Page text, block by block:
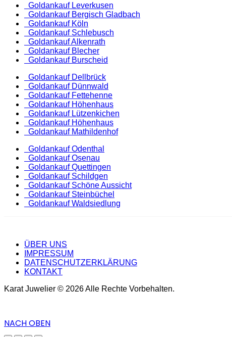
Goldankauf Leverkusen
Goldankauf Bergisch Gladbach
Goldankauf Köln
Goldankauf Schlebusch
Goldankauf Alkenrath
Goldankauf Blecher
Goldankauf Burscheid
Goldankauf Dellbrück
Goldankauf Dünnwald
Goldankauf Fettehenne
Goldankauf Höhenhaus
Goldankauf Lützenkichen
Goldankauf Höhenhaus
Goldankauf Mathildenhof
Goldankauf Odenthal
Goldankauf Osenau
Goldankauf Quettingen
Goldankauf Schildgen
Goldankauf Schöne Aussicht
Goldankauf Steinbüchel
Goldankauf Waldsiedlung
ÜBER UNS
IMPRESSUM
DATENSCHUTZERKLÄRUNG
KONTAKT
Karat Juwelier © 2026 Alle Rechte Vorbehalten.
NACH OBEN